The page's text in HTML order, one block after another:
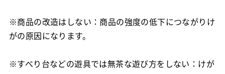
※商品の改造はしない：商品の強度の低下につながりけ
がの原因になります。
※すべり台などの遊具では無茶な遊び方をしない：けが